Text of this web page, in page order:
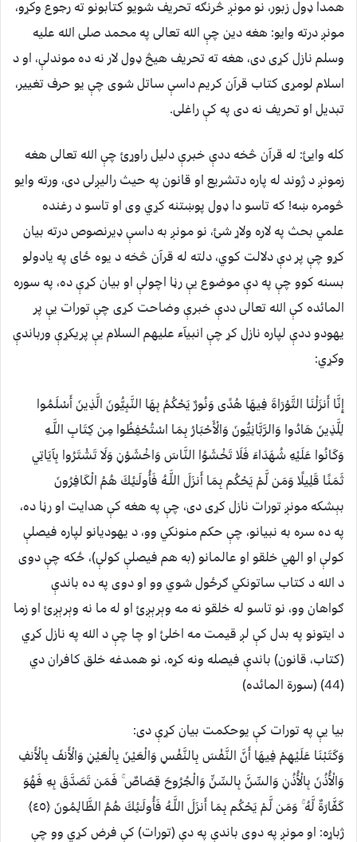
همدا ډول زبور، نو مونږ څرنګه تحريف شويو کتابونو ته رجوع وکړو،
مونږ درته وايو: هغه دين چې الله تعالی په محمد صلی الله عليه
وسلم نازل کړی دی، هغه ته تحريف هيڅ ډول لار نه ده موندلې، او د
اسلام لومړی کتاب قرآن کريم داسې ساتل شوی چې يو حرف تغيير،
تبديل او تحريف نه دی په کې راغلی.
کله وايئ: له قرآن څخه ددې خبرې دليل راوړئ چې الله تعالی هغه
زمونږ د ژوند له پاره دتشريع او قانون په حيث راليږلی دی، ورته وايو
څومره ښه! که تاسو دا ډول پوښتنه کړي وی او تاسو د رغنده
علمي بحث په لاره ولاړ شئ، نو مونږ به داسې ډيرنصوص درته بيان
کړو چې پر دې دلالت کوي، دلته له قرآن څخه د یوه ځای په يادولو
بسنه کوو چې په دې موضوع يې رڼا اچولې او بيان کړې ده، په سوره
المائده کې الله تعالی ددې خبرې وضاحت کړی چې تورات يې پر
يهودو ددې لپاره نازل کړ چې انبيآء عليهم السلام يې پريکړې ورباندې
وکړي:
إِنَّا أَنزَلْنَا التَّوْرَاةَ فِيهَا هُدًى وَنُورٌ يَحْكُمُ بِهَا النَّبِيُّونَ الَّذِينَ أَسْلَمُوا
لِلَّذِينَ هَادُوا وَالرَّبَّانِيُّونَ وَالْأَحْبَارُ بِمَا اسْتُحْفِظُوا مِن كِتَابِ اللَّـهِ
وَكَانُوا عَلَيْهِ شُهَدَاءَ فَلَا تَخْشَوُا النَّاسَ وَاخْشَوْنِ وَلَا تَشْتَرُوا بِآيَاتِي
ثَمَنًا قَلِيلًا وَمَن لَّمْ يَحْكُم بِمَا أَنزَلَ اللَّـهُ فَأُولَـٰئِكَ هُمُ الْكَافِرُونَ
بېشكه مونږ تورات نازل كړى دى، چې په هغه كې هدایت او رڼا ده،
په ده سره به نبیانو، چې حكم منونكي وو، د یهودیانو لپاره فیصلې
كولې او الهي خلقو او عالمانو (به هم فیصلې كولې)، ځكه چې دوى
د الله د كتاب ساتونكي ګرځول شوي وو او دوى په ده باندې
ګواهان وو، نو تاسو له خلقو نه مه وېرېږئ او له ما نه وېرېږئ او زما
د ایتونو په بدل كې لږ قیمت مه اخلئ او چا چې د الله په نازل كړي
(كتاب، قانون) باندې فیصله ونه كړه، نو همدغه خلق كافران دي
(44) (سورة المائده)
بيا يې په تورات کې یوحکمت بيان کړې دی:
وَكَتَبْنَا عَلَيْهِمْ فِيهَا أَنَّ النَّفْسَ بِالنَّفْسِ وَالْعَيْنَ بِالْعَيْنِ وَالْأَنفَ بِالْأَنفِ
وَالْأُذُنَ بِالْأُذُنِ وَالسِّنَّ بِالسِّنِّ وَالْجُرُوحَ قِصَاصٌ ۚ فَمَن تَصَدَّقَ بِهِ فَهُوَ
كَفَّارَةٌ لَّهُ ۚ وَمَن لَّمْ يَحْكُم بِمَا أَنزَلَ اللَّـهُ فَأُولَـٰئِكَ هُمُ الظَّالِمُونَ ﴿٤٥﴾
ژباړه: او مونږ په دوى باندې په دې (تورات) كې فرض كړي وو چې